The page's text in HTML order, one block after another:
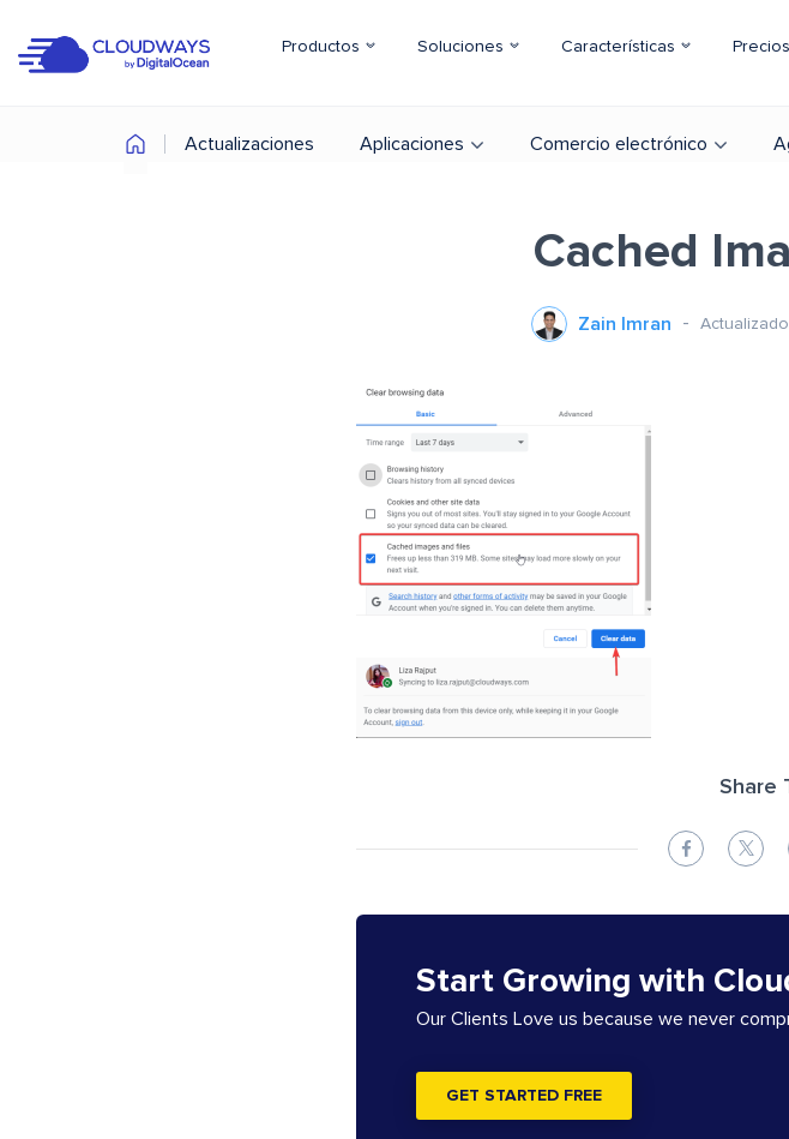
Productos Soluciones Características Precios
Actualizaciones Aplicaciones Comercio electrónico
Cached
Zain Imran
Share
Start Growing with
Our Clients Love us because we never
GET STARTED FREE